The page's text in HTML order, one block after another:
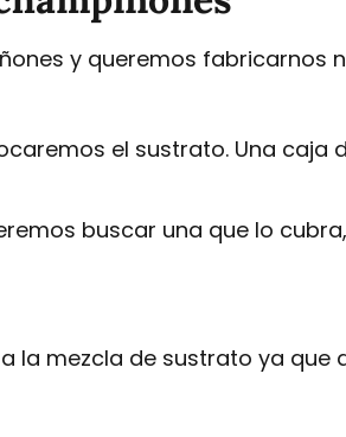
y queremos fabricarnos
el sustrato. Una caja
buscar una que lo
la mezcla de sustrato ya